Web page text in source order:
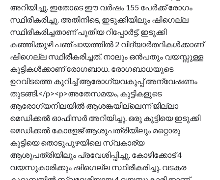
അറിയിച്ചു. ഇതോടെ ഈ വർഷം 155 പേർക്ക് രോഗം
സ്ഥിരീകരിച്ചു. അതിനിടെ, ഇടുക്കിയിലും ഷിഗെല്ല
സ്ഥിരീകരിച്ചതാണ് പുതിയ റിപ്പോർട്ട്. ഇടുക്കി
കഞ്ഞിക്കുഴി പഞ്ചായത്തിൽ 2 വിദ്യാർത്ഥികൾക്കാണ്
ഷിഗെല്ല സ്ഥിരീകരിച്ചത്. നാലും ഒൻപതും വയസ്സുള്ള
കുട്ടികൾക്കാണ് രോഗബാധ. രോ​ഗബാധയുടെ
ഉറവിടത്തെ കുറിച്ച് ആരോഗ്യവകുപ്പ് അന്വേഷണം
തുടങ്ങി.</p><p>അതേസമയം, കുട്ടികളുടെ
ആരോഗ്യനിലയിൽ ആശങ്കയില്ലെന്ന് ജില്ലാ
മെഡിക്കൽ ഓഫീസർ അറിയിച്ചു. ഒരു കുട്ടിയെ ഇടുക്കി
മെഡിക്കൽ കോളേജ് ആശുപത്രിയിലും മറ്റൊരു
കുട്ടിയെ തൊടുപുഴയിലെ സ്വകാര്യ
ആശുപത്രിയിലും പ്രവേശിപ്പിച്ചു. കോഴിക്കോട് 4
വയസുകാരിക്കും ഷിഗെല്ല സ്ഥിരീകരിച്ചു. വടകര